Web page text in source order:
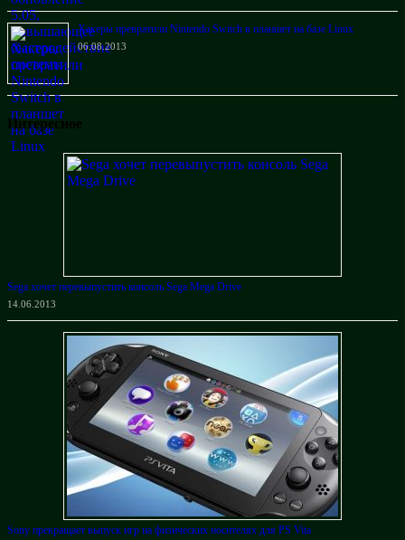
Хакеры превратили Nintendo Switch в планшет на базе Linux
06.08.2013
Интересное
Sega хочет перевыпустить консоль Sega Mega Drive
14.06.2013
Sony прекращает выпуск игр на физических носителях для PS Vita